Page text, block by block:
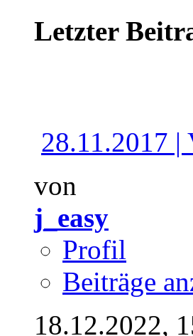
Letzter
28.11.2017
von
j_easy
Profil
Beiträge
18.12.2022,